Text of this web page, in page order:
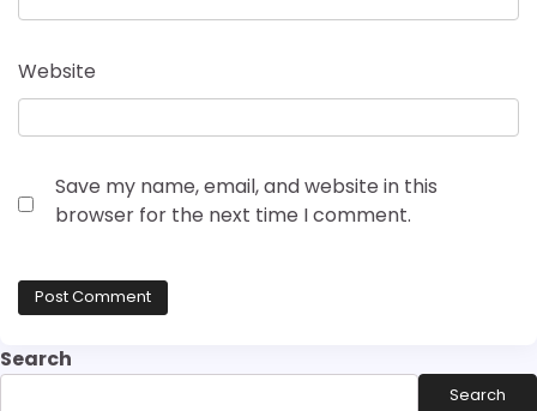
Website
Save my name, email, and website in this
browser for the next time I comment.
Search
Search